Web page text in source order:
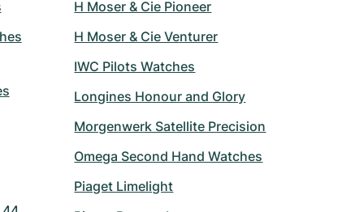
H Moser & Cie Pioneer
H Moser & Cie Venturer
IWC Pilots Watches
Longines Honour and Glory
Morgenwerk Satellite Precision
Omega Second Hand Watches
Piaget Limelight